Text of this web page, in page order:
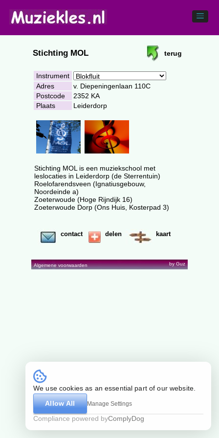
Stichting MOL terug
Instrument
Adres
v. Diepeningenlaan 110C
Postcode
2352 KA
Plaats
Leiderdorp
Stichting MOL is een muziekschool met
leslocaties in Leiderdorp (de Sterrentuin)
Roelofarendsveen (Ignatiusgebouw,
Noordeinde a)
Zoeterwoude (Hoge Rijndijk 16)
Zoeterwoude Dorp (Ons Huis, Kosterpad 3)
contact delen kaart
Algemene voorwaarden by Guz
We use cookies as an essential part of our website.
Allow All
Manage Settings
Compliance powered byComplyDog